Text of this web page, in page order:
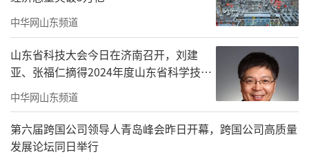
中华网山东频道
山东省科技大会今日在济南召开，刘建
亚、张福仁摘得2024年度山东省科学技术
奖最高奖！
中华网山东频道
第六届跨国公司领导人青岛峰会昨日开幕，跨国公司高质量
发展论坛同日举行